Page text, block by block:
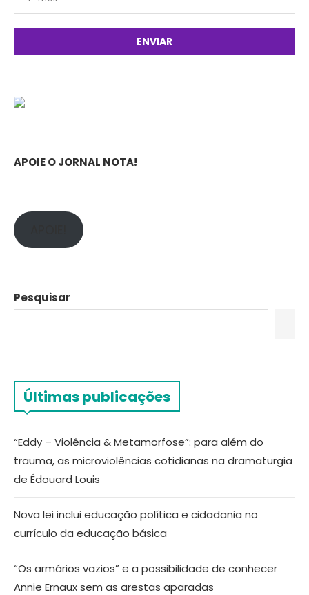
APOIE O JORNAL NOTA!
Pesquisar
Últimas publicações
“Eddy – Violência & Metamorfose”: para além do
trauma, as microviolências cotidianas na dramaturgia
de Édouard Louis
Nova lei inclui educação política e cidadania no
currículo da educação básica
“Os armários vazios” e a possibilidade de conhecer
Annie Ernaux sem as arestas aparadas